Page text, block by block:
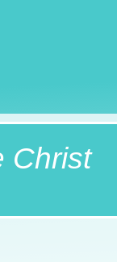
Christ